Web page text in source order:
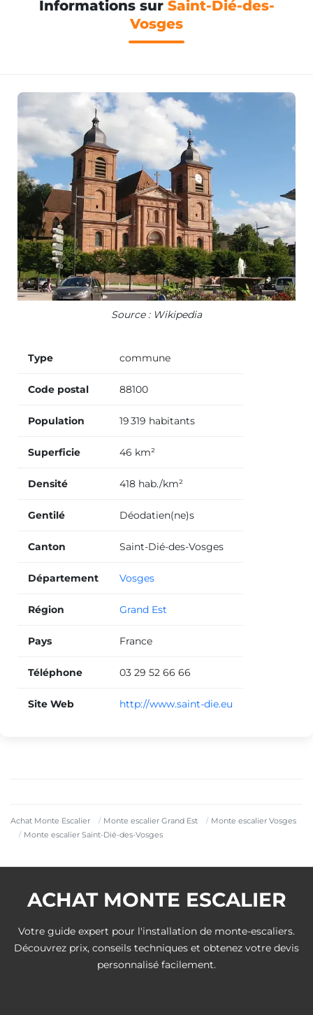
Achat Monte Escalier Monte escalier Grand Est
Monte escalier Vosges
Monte escalier Saint-Dié-des-Vosges
Informations sur Saint-Dié-des-
Vosges
Source : Wikipedia
Type commune
Code postal 88100
Population 19 319 habitants
Superficie 46 km²
Densité 418 hab./km²
Gentilé Déodatien(ne)s
Canton Saint-Dié-des-Vosges
Département Vosges
Région Grand Est
Pays France
Téléphone 03 29 52 66 66
Site Web http://www.saint-die.eu
ACHAT MONTE ESCALIER
Votre guide expert pour l'installation de monte-escaliers.
Découvrez prix, conseils techniques et obtenez votre devis
personnalisé facilement.